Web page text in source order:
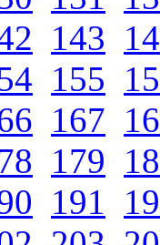
143
155
167
179
191